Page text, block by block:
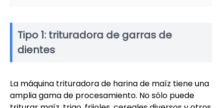
Tipo 1: trituradora de garras de
dientes
La máquina trituradora de harina de maíz tiene una
amplia gama de procesamiento. No sólo puede